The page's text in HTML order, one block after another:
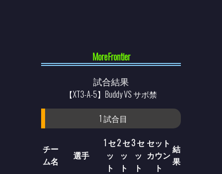
MoreFrontier
試合結果
【XT3-A-5】Buddy VS サボ禁
1 試合目
チー
ム名
選手
1 セ
ッ
ト
2 セ
ッ
ト
3 セ
ッ
ト
セット
カウン
ト
結
果